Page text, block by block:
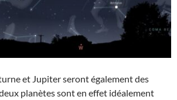
et Jupiter seront également des
planètes sont en effet idéalement